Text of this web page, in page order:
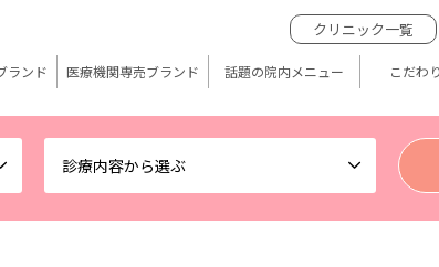
診療内容から選ぶ
クリニック一覧
ランド 医療機関専売ブランド 話題の院内メニュー こだわ